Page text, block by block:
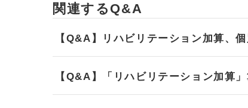
関連するQ&A
【Q&A】リハビリテーション加算、
【Q&A】「リハビリテーション加算